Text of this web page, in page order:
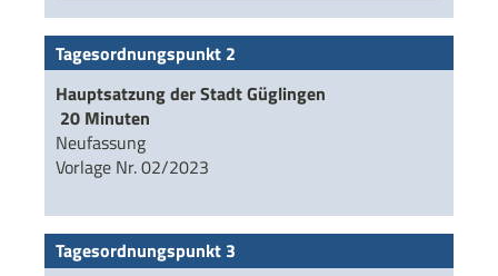
Tagesordnungspunkt 2
Hauptsatzung der Stadt Güglingen
20 Minuten
Neufassung
Vorlage Nr. 02/2023
Tagesordnungspunkt 3